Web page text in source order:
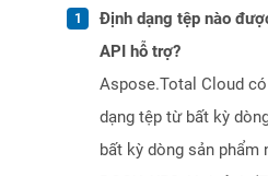
Định dạng tệp nào
API hỗ trợ?
Aspose.Total Cloud
dạng tệp từ bất kỳ
bất kỳ dòng sản phẩm